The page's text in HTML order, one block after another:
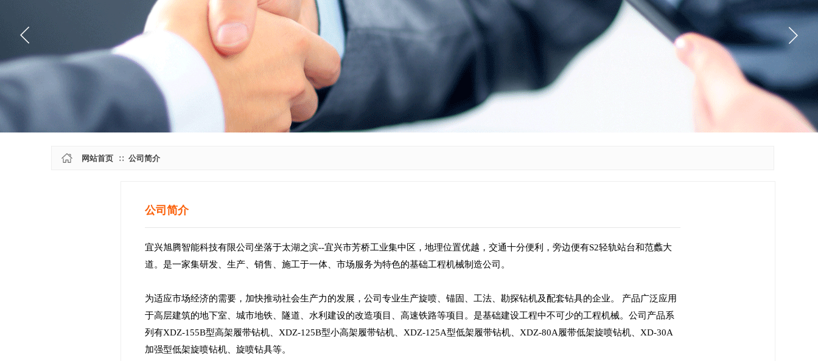
网站首页 ∷ 公司简介
公司简介
宜兴旭腾智能科技有限公司坐落于太湖之滨--宜兴市芳桥工业集中区，地理位置优越，交通十分便利，旁边便有S2轻轨站台和范蠡大
道。是一家集研发、生产、销售、施工于一体、市场服务为特色的基础工程机械制造公司。
为适应市场经济的需要，加快推动社会生产力的发展，公司专业生产旋喷、锚固、工法、勘探钻机及配套钻具的企业。 产品广泛应用
于高层建筑的地下室、城市地铁、隧道、水利建设的改造项目、高速铁路等项目。是基础建设工程中不可少的工程机械。公司产品系
列有XDZ-155B型高架履带钻机、XDZ-125B型小高架履带钻机、XDZ-125A型低架履带钻机、XDZ-80A履带低架旋喷钻机、XD-30A
加强型低架旋喷钻机、旋喷钻具等。